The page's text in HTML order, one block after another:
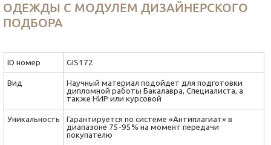
ОДЕЖДЫ С МОДУЛЕМ ДИЗАЙНЕРСКОГО
ПОДБОРА
ID номер GIS172
Вид
Научный материал подойдет для подготовки
дипломной работы Бакалавра, Специалиста, а
также НИР или курсовой
Уникальность
Гарантируется по системе «Антиплагиат» в
диапазоне 75-95% на момент передачи
покупателю